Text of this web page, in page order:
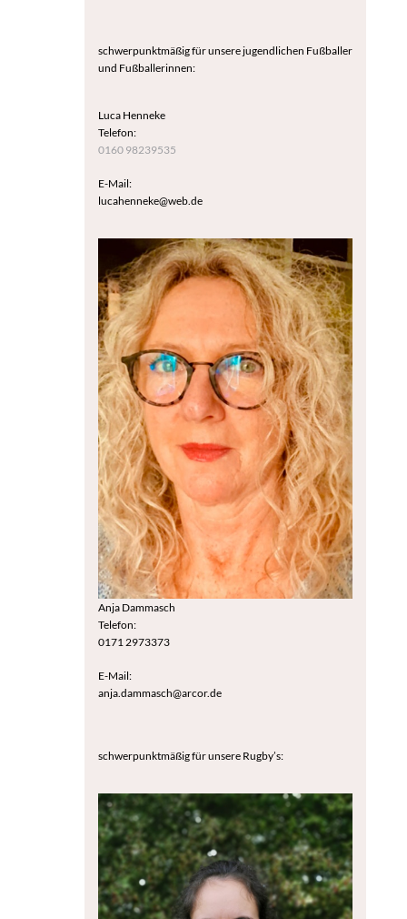
schwerpunktmäßig für unsere jugendlichen Fußballer
und Fußballerinnen:
Luca Henneke
Telefon:
0160 98239535
E-Mail:
lucahenneke@web.de
Anja Dammasch
Telefon:
0171 2973373
E-Mail:
anja.dammasch@arcor.de
schwerpunktmäßig für unsere Rugby’s: